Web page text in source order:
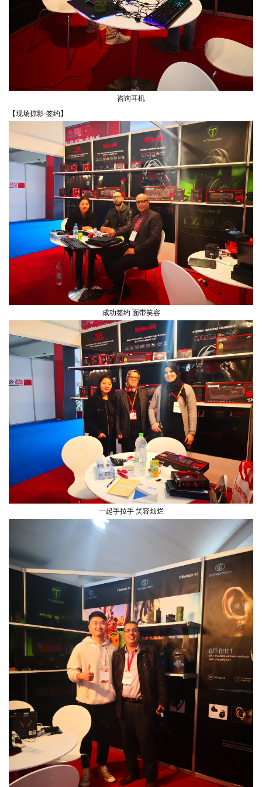
咨询耳机
【现场掠影·签约】
成功签约 面带笑容
一起手拉手 笑容灿烂